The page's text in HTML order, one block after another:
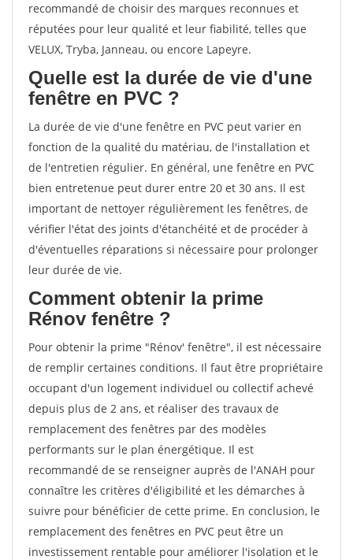
recommandé de choisir des marques reconnues et
réputées pour leur qualité et leur fiabilité, telles que
VELUX, Tryba, Janneau, ou encore Lapeyre.
Quelle est la durée de vie d'une
fenêtre en PVC ?
La durée de vie d'une fenêtre en PVC peut varier en
fonction de la qualité du matériau, de l'installation et
de l'entretien régulier. En général, une fenêtre en PVC
bien entretenue peut durer entre 20 et 30 ans. Il est
important de nettoyer régulièrement les fenêtres, de
vérifier l'état des joints d'étanchéité et de procéder à
d'éventuelles réparations si nécessaire pour prolonger
leur durée de vie.
Comment obtenir la prime
Rénov fenêtre ?
Pour obtenir la prime "Rénov' fenêtre", il est nécessaire
de remplir certaines conditions. Il faut être propriétaire
occupant d'un logement individuel ou collectif achevé
depuis plus de 2 ans, et réaliser des travaux de
remplacement des fenêtres par des modèles
performants sur le plan énergétique. Il est
recommandé de se renseigner auprès de l'ANAH pour
connaître les critères d'éligibilité et les démarches à
suivre pour bénéficier de cette prime. En conclusion, le
remplacement des fenêtres en PVC peut être un
investissement rentable pour améliorer l'isolation et le